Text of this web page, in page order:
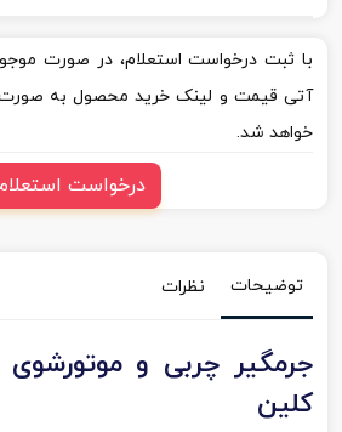
با ثبت درخواست استعلام، در صورت
آتی قیمت و لینک خرید محصول به صورت
خواهد شد.
درخواست
توضیحات نظرات
جرمگیر چربی و
کلین